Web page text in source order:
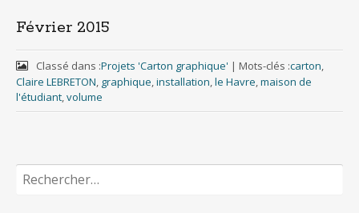
Février 2015
Classé dans :Projets 'Carton graphique' | Mots-clés :carton,
Claire LEBRETON, graphique,installation,le Havre,maison de
l'étudiant,volume
Rechercher :